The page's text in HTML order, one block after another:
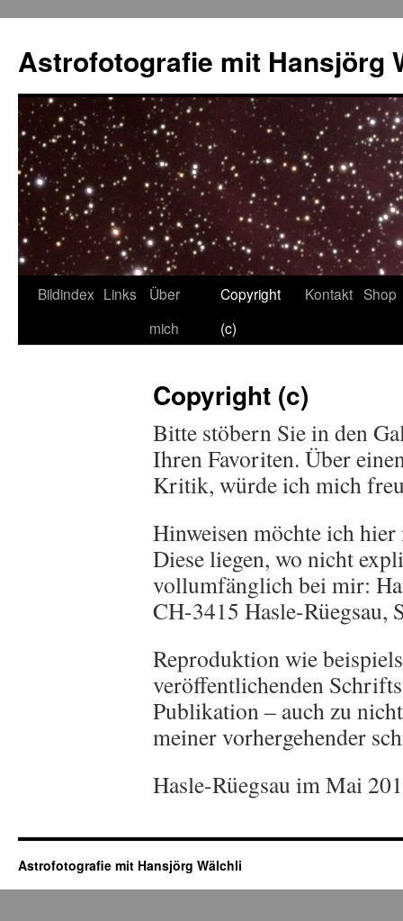
content
Astrofotografie mit Hansjörg
Bildindex Links
Über
mich
Copyright
(c)
Kontakt Shop
Copyright (c)
Bitte stöbern Sie in den
Ihren Favoriten. Über
Kritik, würde ich mich
Hinweisen möchte ich
Diese liegen, wo nicht
vollumfänglich bei mir:
CH-3415 Hasle-Rüegsau,
Reproduktion wie
veröffentlichenden
Publikation – auch zu
meiner vorhergehender
Hasle-Rüegsau im Mai
Astrofotografie mit Hansjörg Wälchli